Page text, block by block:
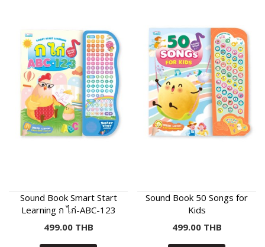
Sound Book Smart Start
Learning ก ไก่-ABC-123
499.00 THB
Sound Book 50 Songs for
Kids
499.00 THB